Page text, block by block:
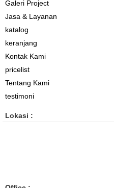
Galeri Project
Jasa & Layanan
katalog
keranjang
Kontak Kami
pricelist
Tentang Kami
testimoni
Lokasi :